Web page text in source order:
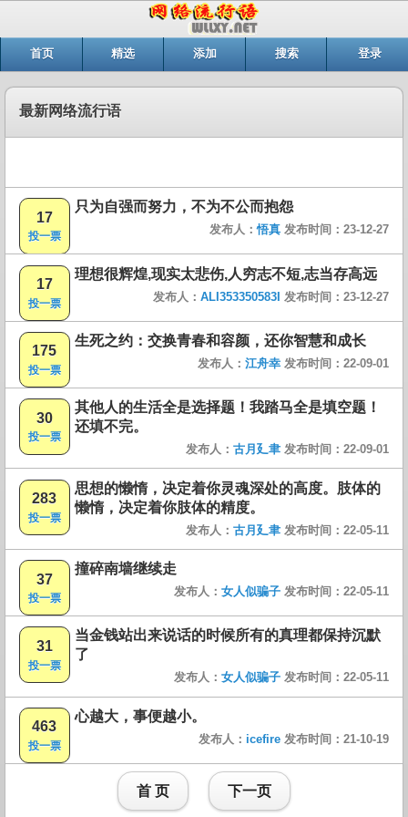
首页 精选 添加 搜索 登录
最新网络流行语
17
投一票
只为自强而努力，不为不公而抱怨
发布人：悟真 发布时间：23-12-27
17
投一票
理想很辉煌,现实太悲伤,人穷志不短,志当存高远
发布人： ALI353350583I 发布时间：23-12-27
175
投一票
生死之约：交换青春和容颜，还你智慧和成长
发布人： 江舟幸 发布时间：22-09-01
30
投一票
其他人的生活全是选择题！我踏马全是填空题！
还填不完。
发布人： 古月廴聿 发布时间：22-09-01
283
投一票
思想的懒惰，决定着你灵魂深处的高度。肢体的
懒惰，决定着你肢体的精度。
发布人： 古月廴聿 发布时间：22-05-11
37
投一票
撞碎南墙继续走
发布人： 女人似骗子 发布时间：22-05-11
31
投一票
当金钱站出来说话的时候所有的真理都保持沉默
了
发布人： 女人似骗子 发布时间：22-05-11
463
投一票
心越大，事便越小。
发布人： icefire 发布时间：21-10-19
首 页 下一页